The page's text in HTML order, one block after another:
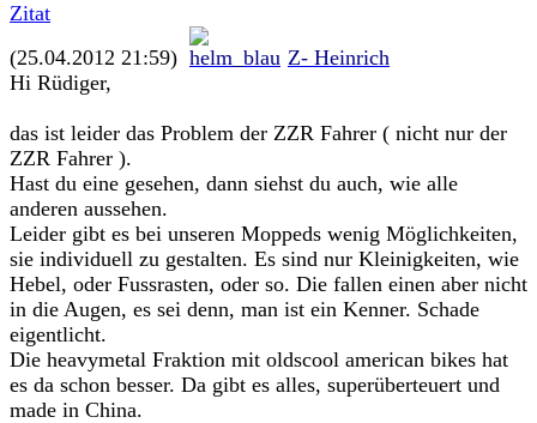
Zitat
(25.04.2012 21:59)
Z- Heinrich
Hi Rüdiger,
das ist leider das Problem der ZZR Fahrer ( nicht nur der
ZZR Fahrer ).
Hast du eine gesehen, dann siehst du auch, wie alle
anderen aussehen.
Leider gibt es bei unseren Moppeds wenig Möglichkeiten,
sie individuell zu gestalten. Es sind nur Kleinigkeiten, wie
Hebel, oder Fussrasten, oder so. Die fallen einen aber nicht
in die Augen, es sei denn, man ist ein Kenner. Schade
eigentlicht.
Die heavymetal Fraktion mit oldscool american bikes hat
es da schon besser. Da gibt es alles, superüberteuert und
made in China.